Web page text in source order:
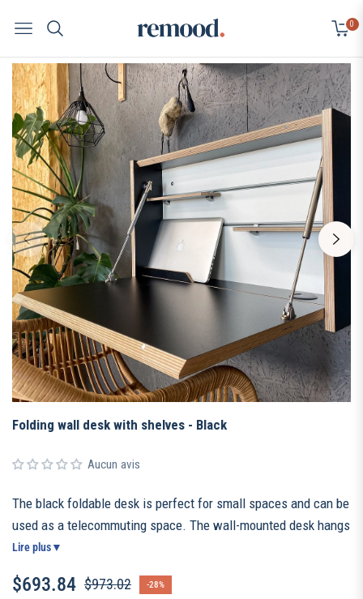
Navigation Cart
0
Folding wall desk with shelves - Black
Aucun avis
The black foldable desk is perfect for small spaces and can be
used as a telecommuting space. The wall-mounted desk hangs
on the wall and takes up little space. Thanks to its shelves,
Lire plus▼
$693.84 Regular
$973.02 -28%